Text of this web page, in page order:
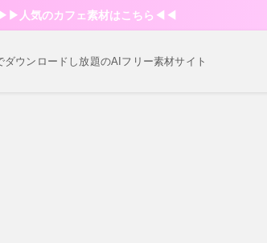
▶︎▶︎人気のカフェ素材はこちら◀︎◀︎
ウンロードし放題のAIフリー素材サイト